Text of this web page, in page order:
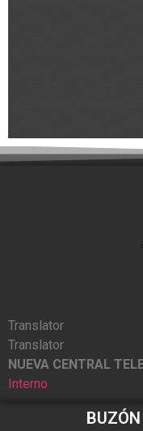
Translator
Translator
NUEVA CENTRAL
Interno